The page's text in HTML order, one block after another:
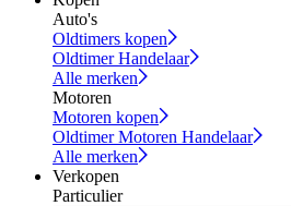
Auto's
Oldtimers kopen
Oldtimer Handelaar
Alle merken
Motoren
Motoren kopen
Oldtimer Motoren Handelaar
Alle merken
Verkopen
Particulier